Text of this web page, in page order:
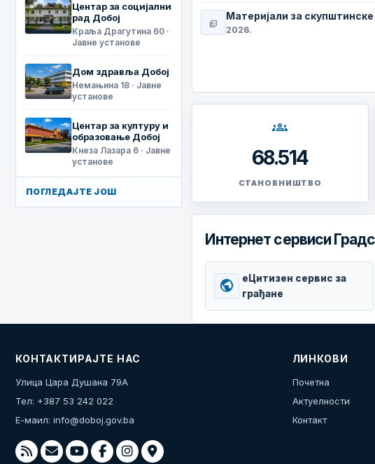
Центар за социјални
рад Добој
Краља Драгутина 60 ·
Јавне установе
Дом здравља Добој
Немањина 18 · Јавне
установе
Центар за културу и
образовање Добој
Кнеза Лазара 6 · Јавне
установе
ПОГЛЕДАЈТЕ ЈОШ
picture_as_pdf
Материјали за
2026.
groups
68.514
СТАНОВНИШТВО
Интернет сервиси
public
еЦитизен сервис за
грађане
КОНТАКТИРАЈТЕ НАС
Улица Цара Душана 79А
Тел: +387 53 242 022
Е-маил: info@doboj.gov.ba
ЛИНКОВИ
Почетна
Актуелности
Контакт